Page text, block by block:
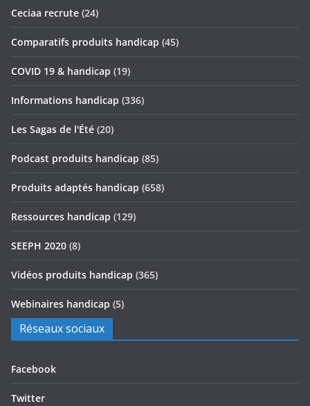
Ceciaa recrute (24)
Comparatifs produits handicap (45)
COVID 19 & handicap (19)
Informations handicap (336)
Les Sagas de l'Été (20)
Podcast produits handicap (85)
Produits adaptés handicap (658)
Ressources handicap (129)
SEEPH 2020 (8)
Vidéos produits handicap (365)
Webinaires handicap (5)
Réseaux sociaux
Facebook
Twitter